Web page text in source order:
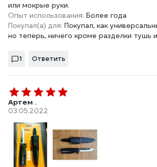
или мокрые руки.
Опыт использования: Более года
Покупал(а) для: Покупал, как
но теперь, ничего кроме разделки тушь
1 Ответить
Артем .
03.05.2022